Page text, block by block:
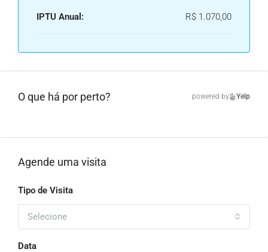
IPTU Anual: R$ 1.070,00
O que há por perto? powered by Yelp
Agende uma visita
Tipo de Visita
Selecione
Data